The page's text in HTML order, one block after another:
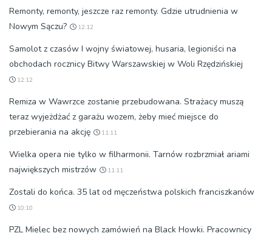
Remonty, remonty, jeszcze raz remonty. Gdzie utrudnienia w
Nowym Sączu?
12:12
Samolot z czasów I wojny światowej, husaria, legioniści na
obchodach rocznicy Bitwy Warszawskiej w Woli Rzędzińskiej
12:12
Remiza w Wawrzce zostanie przebudowana. Strażacy muszą
teraz wyjeżdżać z garażu wozem, żeby mieć miejsce do
przebierania na akcję
11:11
Wielka opera nie tylko w filharmonii. Tarnów rozbrzmiał ariami
największych mistrzów
11:11
Zostali do końca. 35 lat od męczeństwa polskich franciszkanów
10:10
PZL Mielec bez nowych zamówień na Black Howki. Pracownicy